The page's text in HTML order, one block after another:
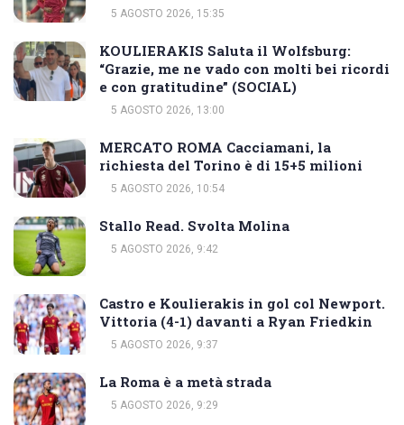
5 AGOSTO 2026, 15:35
KOULIERAKIS Saluta il Wolfsburg:
“Grazie, me ne vado con molti bei ricordi
e con gratitudine” (SOCIAL)
5 AGOSTO 2026, 13:00
MERCATO ROMA Cacciamani, la
richiesta del Torino è di 15+5 milioni
5 AGOSTO 2026, 10:54
Stallo Read. Svolta Molina
5 AGOSTO 2026, 9:42
Castro e Koulierakis in gol col Newport.
Vittoria (4-1) davanti a Ryan Friedkin
5 AGOSTO 2026, 9:37
La Roma è a metà strada
5 AGOSTO 2026, 9:29